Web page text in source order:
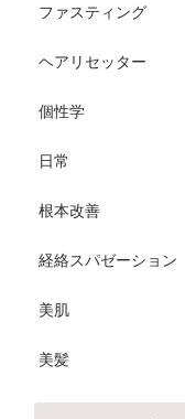
ファスティング
ヘアリセッター
個性学
日常
根本改善
経絡スパゼーション
美肌
美髪